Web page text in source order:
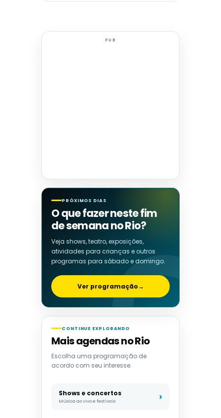
PUB
PRÓXIMOS DIAS
O que fazer neste fim
de semana no Rio?
Veja shows, teatro, exposições,
atividades para crianças e outros
programas para sábado e domingo.
Ver programação→
CONTINUE EXPLORANDO
Mais agendas no Rio
Escolha uma programação de
acordo com seu interesse.
Shows e concertos
Música ao vivo e festivais